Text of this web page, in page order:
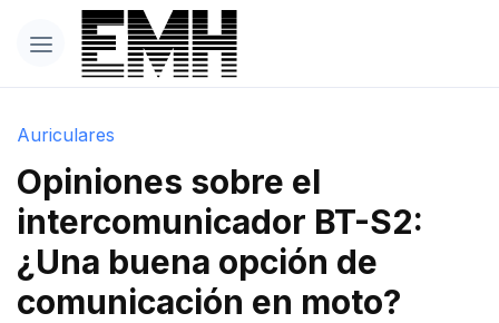
Auriculares
Opiniones sobre el
intercomunicador BT-S2:
¿Una buena opción de
comunicación en moto?